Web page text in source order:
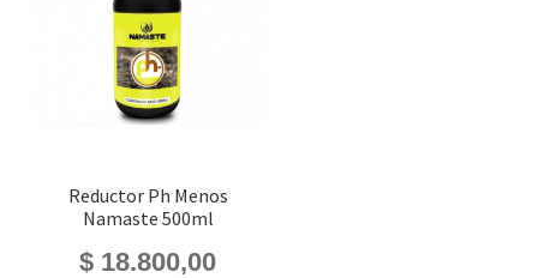
Reductor Ph Menos
Namaste 500ml
$ 18.800,00